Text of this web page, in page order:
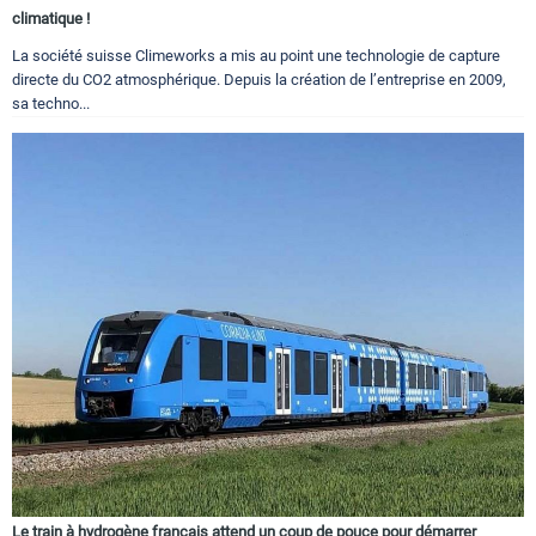
climatique !
La société suisse Climeworks a mis au point une technologie de capture
directe du CO2 atmosphérique. Depuis la création de l’entreprise en 2009,
sa techno...
Le train à hydrogène français attend un coup de pouce pour démarrer